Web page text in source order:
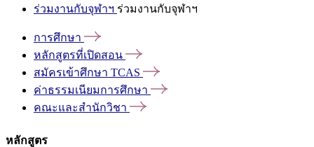
ร่วมงานกับจุฬาฯ ร่วมงานกับจุฬาฯ
การศึกษา
หลักสูตรที่เปิดสอน
สมัครเข้าศึกษา TCAS
ค่าธรรมเนียมการศึกษา
คณะและสำนักวิชา
หลักสูตร